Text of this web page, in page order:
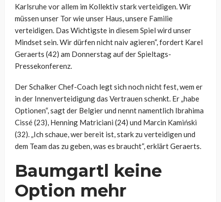
Karlsruhe vor allem im Kollektiv stark verteidigen. Wir
müssen unser Tor wie unser Haus, unsere Familie
verteidigen. Das Wichtigste in diesem Spiel wird unser
Mindset sein. Wir dürfen nicht naiv agieren“, fordert Karel
Geraerts (42) am Donnerstag auf der Spieltags-
Pressekonferenz.
Der Schalker Chef-Coach legt sich noch nicht fest, wem er
in der Innenverteidigung das Vertrauen schenkt. Er „habe
Optionen“, sagt der Belgier und nennt namentlich Ibrahima
Cissé (23), Henning Matriciani (24) und Marcin Kamiński
(32). „Ich schaue, wer bereit ist, stark zu verteidigen und
dem Team das zu geben, was es braucht“, erklärt Geraerts.
Baumgartl keine
Option mehr